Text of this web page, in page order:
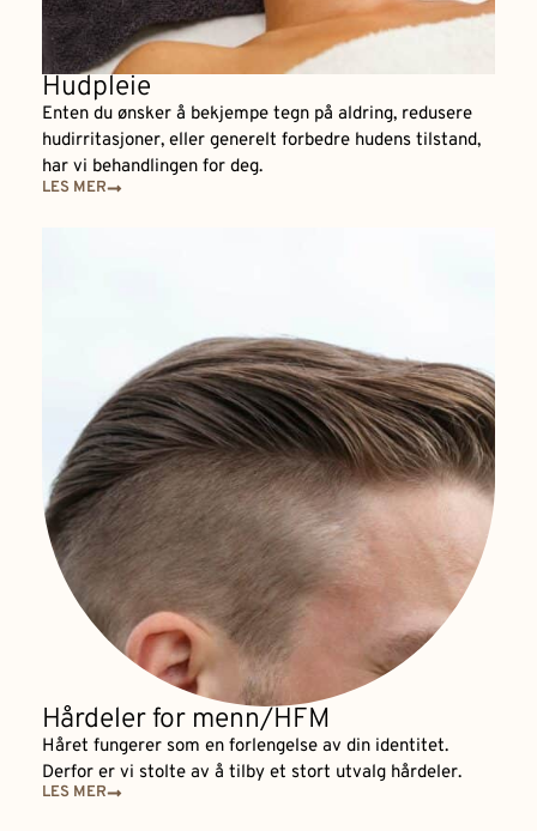
Hudpleie
Enten du ønsker å bekjempe tegn på aldring, redusere
hudirritasjoner, eller generelt forbedre hudens tilstand,
har vi behandlingen for deg.
LES MER
Hårdeler for menn/HFM
Håret fungerer som en forlengelse av din identitet.
Derfor er vi stolte av å tilby et stort utvalg hårdeler.
LES MER